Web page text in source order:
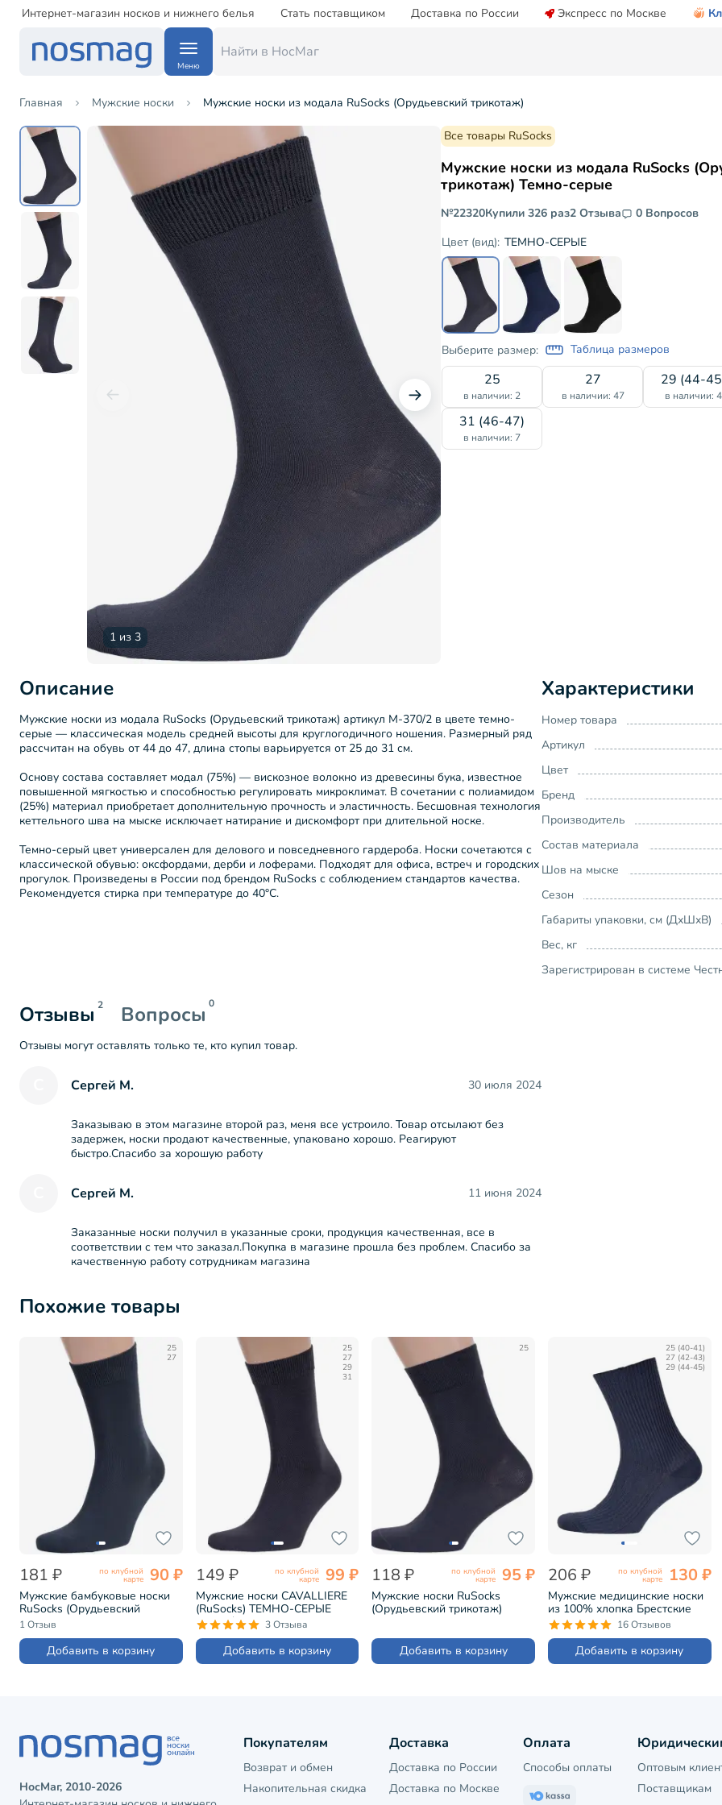
Интернет-магазин носков и нижнего белья Стать поставщиком Доставка по России Экспресс по Москве
Меню
Главная Мужские носки Мужские носки из модала RuSocks (Орудьевский трикотаж)
1 из 3
Все товары RuSocks
Мужские носки из модала RuSocks
трикотаж) Темно-серые
№22320Купили 326 раз2 Отзыва
0 Вопросов
Цвет (вид): ТЕМНО-СЕРЫЕ
Выберите размер: Таблица размеров
25
в наличии: 2
27
в наличии: 47
29 (44-
в наличии: 4
31 (46-47)
в наличии: 7
Описание
Мужские носки из модала RuSocks (Орудьевский трикотаж) артикул М-370/2 в цвете темно-
серые — классическая модель средней высоты для круглогодичного ношения. Размерный ряд
рассчитан на обувь от 44 до 47, длина стопы варьируется от 25 до 31 см.
Основу состава составляет модал (75%) — вискозное волокно из древесины бука, известное
повышенной мягкостью и способностью регулировать микроклимат. В сочетании с полиамидом
(25%) материал приобретает дополнительную прочность и эластичность. Бесшовная технология
кеттельного шва на мыске исключает натирание и дискомфорт при длительной носке.
Темно-серый цвет универсален для делового и повседневного гардероба. Носки сочетаются с
классической обувью: оксфордами, дерби и лоферами. Подходят для офиса, встреч и городских
прогулок. Произведены в России под брендом RuSocks с соблюдением стандартов качества.
Рекомендуется стирка при температуре до 40°C.
Характеристики
Номер товара
Артикул
Цвет
Бренд
Производитель
Состав материала
Шов на мыске
Сезон
Габариты упаковки, см (ДхШхВ)
Вес, кг
Зарегистрирован в системе
Отзывы 2 Вопросы 0
Отзывы могут оставлять только те, кто купил товар.
Сергей М. 30 июля 2024
Заказываю в этом магазине второй раз, меня все устроило. Товар отсылают без
задержек, носки продают качественные, упаковано хорошо. Реагируют
быстро.Спасибо за хорошую работу
Сергей М. 11 июня 2024
Заказанные носки получил в указанные сроки, продукция качественная, все в
соответствии с тем что заказал.Покупка в магазине прошла без проблем. Спасибо за
качественную работу сотрудникам магазина
Похожие товары
25
27
181 ₽ по клубной
карте 90 ₽
Мужские бамбуковые носки
RuSocks (Орудьевский
трикотаж) ТЕМНО-СЕРЫЕ
(М-370/1)
1 Отзыв
Добавить в корзину
25
27
29
31
149 ₽ по клубной
карте 99 ₽
Мужские носки CAVALLIERE
(RuSocks) ТЕМНО-СЕРЫЕ
(С-330/1)
3 Отзыва
Добавить в корзину
25
118 ₽ по клубной
карте 95 ₽
Мужские носки RuSocks
(Орудьевский трикотаж)
Добавить в корзину
25 (40-41)
27 (42-43)
29 (44-45)
206 ₽ по клубной
карте 130 ₽
Мужские медицинские носки
из 100% хлопка Брестские
(БЧК) рис. 009, ТЕМНО-СЕРЫЕ
(14С2221)
16 Отзывов
Добавить в корзину
НосМаг, 2010-2026
Покупателям
Возврат и обмен
Накопительная скидка
Доставка
Доставка по России
Доставка по Москве
Оплата
Способы оплаты
Оптовым
Поставщикам